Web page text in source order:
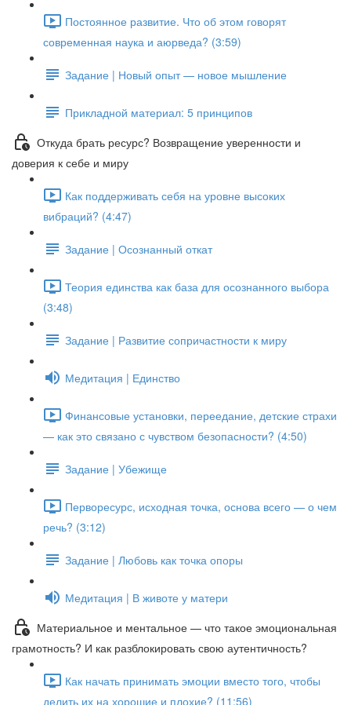
Постоянное развитие. Что об этом говорят
современная наука и аюрведа? (3:59)
Задание | Новый опыт — новое мышление
Прикладной материал: 5 принципов
Откуда брать ресурс? Возвращение уверенности и
доверия к себе и миру
Как поддерживать себя на уровне высоких
вибраций? (4:47)
Задание | Осознанный откат
Теория единства как база для осознанного выбора
(3:48)
Задание | Развитие сопричастности к миру
Медитация | Единство
Финансовые установки, переедание, детские страхи
— как это связано с чувством безопасности? (4:50)
Задание | Убежище
Перворесурс, исходная точка, основа всего — о чем
речь? (3:12)
Задание | Любовь как точка опоры
Медитация | В животе у матери
Материальное и ментальное — что такое эмоциональная
грамотность? И как разблокировать свою аутентичность?
Как начать принимать эмоции вместо того, чтобы
делить их на хорошие и плохие? (11:56)